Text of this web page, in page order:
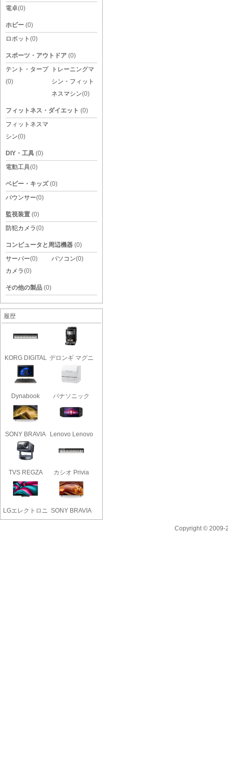
電卓(0)
ホビー (0)
ロボット (0)
スポーツ・アウトドア (0)
テント・タープ
(0)
トレーニングマ
シン・フィット
ネスマシン(0)
フィットネス・ダイエット (0)
フィットネスマ
シン(0)
DIY・工具 (0)
電動工具(0)
ベビー・キッズ(0)
バウンサー(0)
監視装置 (0)
防犯カメラ(0)
コンピュータと周辺機器 (0)
サーバー(0) パソコン(0)
カメラ(0)
その他の製品 (0)
履歴
KORG DIGITAL
PIANO D1..
デロンギ マグニ
フィカ..
Dynabook
dynabook K2 ..
パナソニック
NP-TCR5-..
SONY BRAVIA
KJ-55X81L..
Lenovo Lenovo
Legion ..
TVS REGZA
RLC-V7R MAX..
カシオ Privia
PX-S110..
LGエレクトロニ SONY BRAVIA
Copyright © 2009-